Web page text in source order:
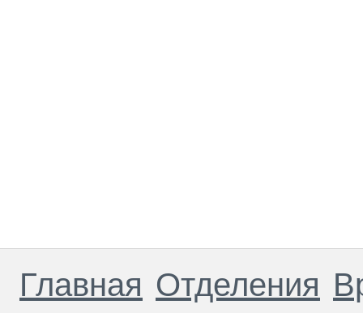
Главная Отделения